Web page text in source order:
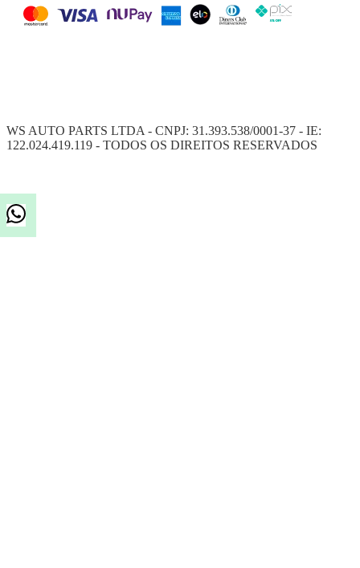
WS AUTO PARTS LTDA - CNPJ: 31.393.538/0001-37 - IE:
122.024.419.119 - TODOS OS DIREITOS RESERVADOS